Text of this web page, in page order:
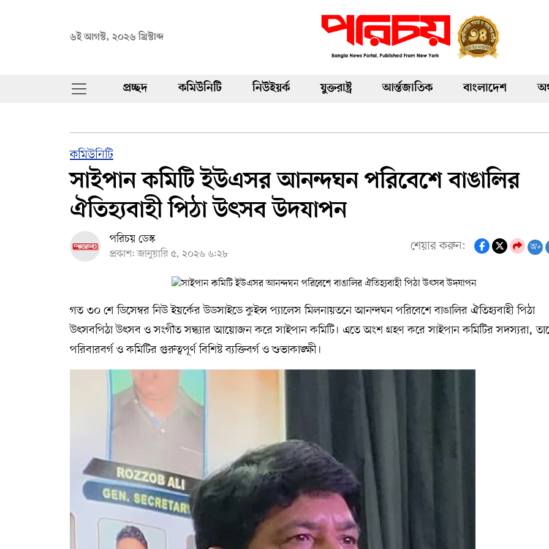
৬ই আগস্ট, ২০২৬ খ্রিস্টাব্দ
প্রচ্ছদ কমিউনিটি নিউইয়র্ক যুক্তরাষ্ট্র আর্ন্তজাতিক বাংলাদেশ
কমিউনিটি
সাইপান কমিটি ইউএসর আনন্দঘন পরিবেশে বাঙালির
ঐতিহ্যবাহী পিঠা উৎসব উদযাপন
পরিচয় ডেস্ক
প্রকাশ: জানুয়ারি ৫, ২০২৬ ৬:২৮ শেয়ার করুন: অ+
গত ৩০ শে ডিসেম্বর নিউ ইয়র্কের উডসাইডে কুইন্স প্যালেস মিলনায়তনে আনন্দঘন পরিবেশে বাঙালির ঐতিহ্যবাহী পিঠা
উৎসবপিঠা উৎসব ও সংগীত সন্ধ্যার আয়োজন করে সাইপান কমিটি। এতে অংশ গ্রহণ করে সাইপান কমিটির সদস্যরা,
পরিবারবর্গ ও কমিটির গুরুত্বপূর্ণ বিশিষ্ট ব্যক্তিবর্গ ও শুভাকাঙ্ক্ষী।